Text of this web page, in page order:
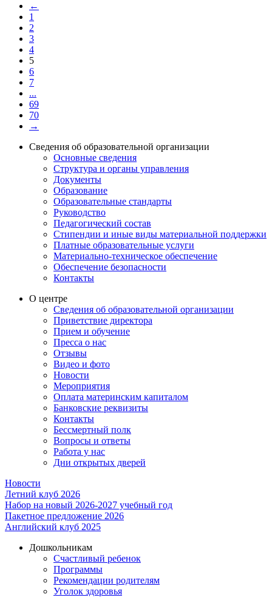
←
1
2
3
4
5
6
7
...
69
70
→
Сведения об образовательной организации
Основные сведения
Структура и органы управления
Документы
Образование
Образовательные стандарты
Руководство
Педагогический состав
Стипендии и иные виды материальной поддержки
Платные образовательные услуги
Материально-техническое обеспечение
Обеспечение безопасности
Контакты
О центре
Сведения об образовательной организации
Приветствие директора
Прием и обучение
Пресса о нас
Отзывы
Видео и фото
Новости
Мероприятия
Оплата материнским капиталом
Банковские реквизиты
Контакты
Бессмертный полк
Вопросы и ответы
Работа у нас
Дни открытых дверей
Новости
Летний клуб 2026
Набор на новый 2026-2027 учебный год
Пакетное предложение 2026
Английский клуб 2025
Дошкольникам
Счастливый ребенок
Программы
Рекомендации родителям
Уголок здоровья